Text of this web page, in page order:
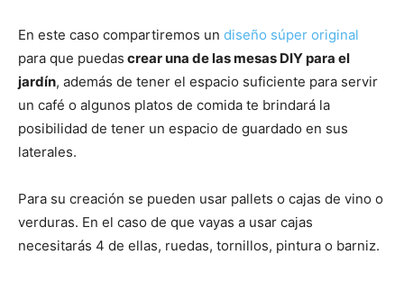
En este caso compartiremos un diseño súper original
para que puedas crear una de las mesas DIY para el
jardín, además de tener el espacio suficiente para servir
un café o algunos platos de comida te brindará la
posibilidad de tener un espacio de guardado en sus
laterales.
Para su creación se pueden usar pallets o cajas de vino o
verduras. En el caso de que vayas a usar cajas
necesitarás 4 de ellas, ruedas, tornillos, pintura o barniz.